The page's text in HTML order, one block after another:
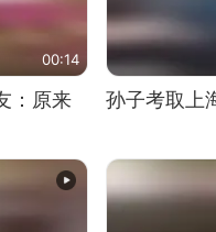
00:14
：原来
孙子考取上